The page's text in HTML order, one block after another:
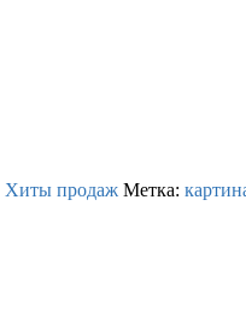
Хиты продаж Метка: